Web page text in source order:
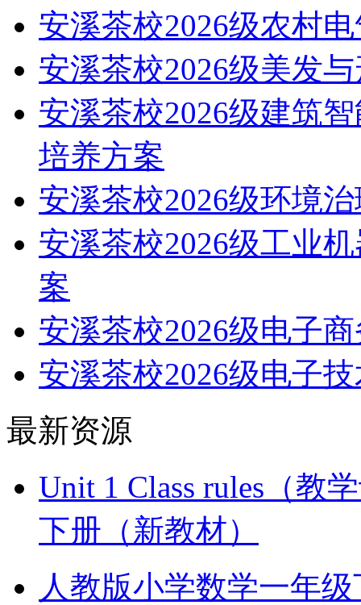
安溪茶校2026级农村
安溪茶校2026级美发
安溪茶校2026级建筑
培养方案
安溪茶校2026级环境
安溪茶校2026级工业
案
安溪茶校2026级电子
安溪茶校2026级电子
最新资源
Unit 1 Class rules（教
下册（新教材）
人教版小学数学一年